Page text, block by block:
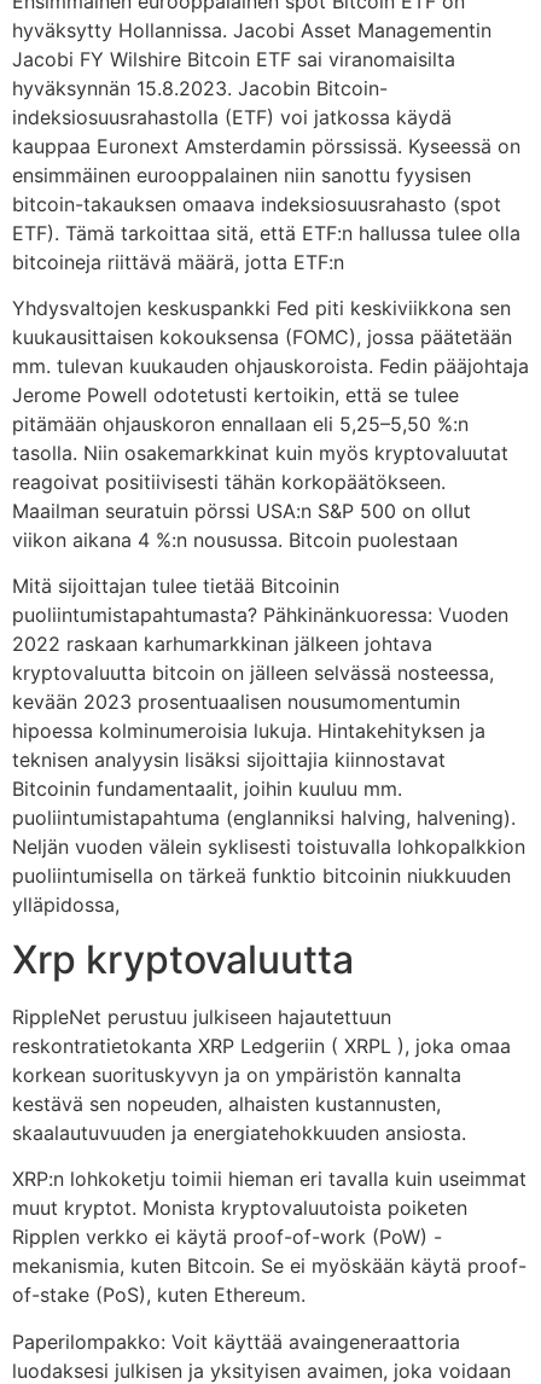
hyväksytty Hollannissa. Jacobi Asset Managementin
Jacobi FY Wilshire Bitcoin ETF sai viranomaisilta
hyväksynnän 15.8.2023. Jacobin Bitcoin-
indeksiosuusrahastolla (ETF) voi jatkossa käydä
kauppaa Euronext Amsterdamin pörssissä. Kyseessä on
ensimmäinen eurooppalainen niin sanottu fyysisen
bitcoin-takauksen omaava indeksiosuusrahasto (spot
ETF). Tämä tarkoittaa sitä, että ETF:n hallussa tulee olla
bitcoineja riittävä määrä, jotta ETF:n
Yhdysvaltojen keskuspankki Fed piti keskiviikkona sen
kuukausittaisen kokouksensa (FOMC), jossa päätetään
mm. tulevan kuukauden ohjauskoroista. Fedin pääjohtaja
Jerome Powell odotetusti kertoikin, että se tulee
pitämään ohjauskoron ennallaan eli 5,25–5,50 %:n
tasolla. Niin osakemarkkinat kuin myös kryptovaluutat
reagoivat positiivisesti tähän korkopäätökseen.
Maailman seuratuin pörssi USA:n S&P 500 on ollut
viikon aikana 4 %:n nousussa. Bitcoin puolestaan
Mitä sijoittajan tulee tietää Bitcoinin
puoliintumistapahtumasta? Pähkinänkuoressa: Vuoden
2022 raskaan karhumarkkinan jälkeen johtava
kryptovaluutta bitcoin on jälleen selvässä nosteessa,
kevään 2023 prosentuaalisen nousumomentumin
hipoessa kolminumeroisia lukuja. Hintakehityksen ja
teknisen analyysin lisäksi sijoittajia kiinnostavat
Bitcoinin fundamentaalit, joihin kuuluu mm.
puoliintumistapahtuma (englanniksi halving, halvening).
Neljän vuoden välein syklisesti toistuvalla lohkopalkkion
puoliintumisella on tärkeä funktio bitcoinin niukkuuden
ylläpidossa,
Xrp kryptovaluutta
RippleNet perustuu julkiseen hajautettuun
reskontratietokanta XRP Ledgeriin ( XRPL ), joka omaa
korkean suorituskyvyn ja on ympäristön kannalta
kestävä sen nopeuden, alhaisten kustannusten,
skaalautuvuuden ja energiatehokkuuden ansiosta.
XRP:n lohkoketju toimii hieman eri tavalla kuin useimmat
muut kryptot. Monista kryptovaluutoista poiketen
Ripplen verkko ei käytä proof-of-work (PoW) -
mekanismia, kuten Bitcoin. Se ei myöskään käytä proof-
of-stake (PoS), kuten Ethereum.
Paperilompakko: Voit käyttää avaingeneraattoria
luodaksesi julkisen ja yksityisen avaimen, joka voidaan